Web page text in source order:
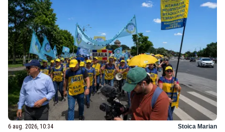
6 aug. 2026, 10:34 Stoica Marian